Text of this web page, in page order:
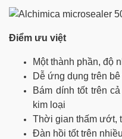
Điểm ưu việt
Một thành phần, độ
Dễ ứng dụng trên
Bám dính tốt trên
kim loại
Thời gian thấm ướt,
Đàn hồi tốt trên